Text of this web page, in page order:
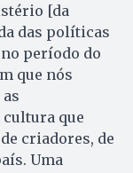
[da
das políticas
período do
que nós
que
criadores, de
Uma